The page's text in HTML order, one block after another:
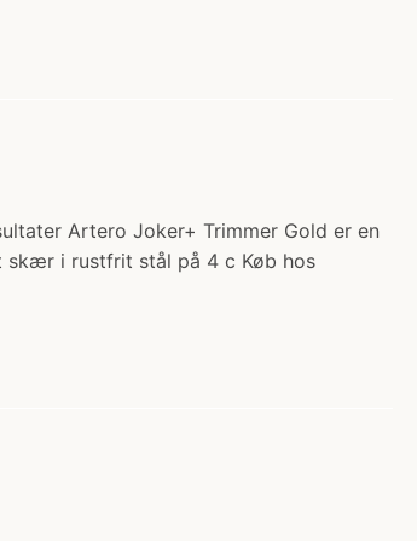
Artero Joker+ Trimmer Gold er en
skær i rustfrit stål på 4 c Køb hos